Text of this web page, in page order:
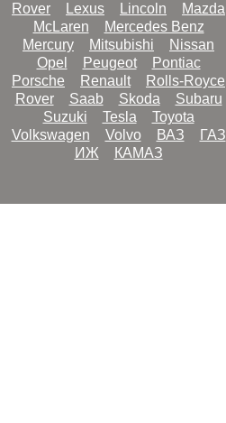
Rover
Lexus Lincoln
Mazda
McLaren
Mercedes Benz
Mercury
Mitsubishi
Nissan
Opel
Peugeot
Pontiac
Porsche
Renault
Rolls-Royce
Rover
Saab Skoda
Subaru
Suzuki
Tesla
Toyota
Volkswagen
Volvo ВАЗ
ГАЗ
ИЖ
КАМАЗ